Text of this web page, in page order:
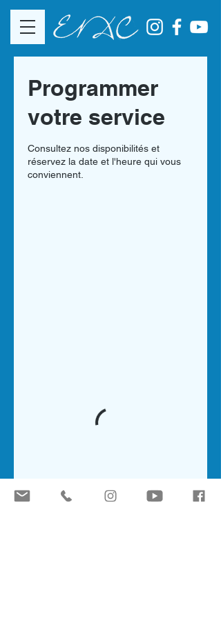
Programmer
votre service
Consultez nos disponibilités et
réservez la date et l'heure qui vous
conviennent.